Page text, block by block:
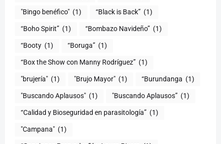
"Bingo benéfico" (1) “Black is Back” (1)
“Boho Spirit” (1) “Bombazo Navideño” (1)
“Booty (1) “Boruga” (1)
“Box the Show con Manny Rodríguez” (1)
"brujería" (1) "Brujo Mayor" (1) “Burundanga (1)
"Buscando Aplausos" (1) "Buscando Aplausos” (1)
(1)
"Campana" (1)